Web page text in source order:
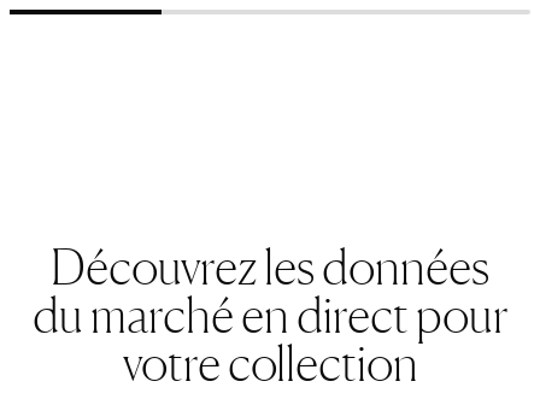
Découvrez les données
du marché en direct pour
votre collection